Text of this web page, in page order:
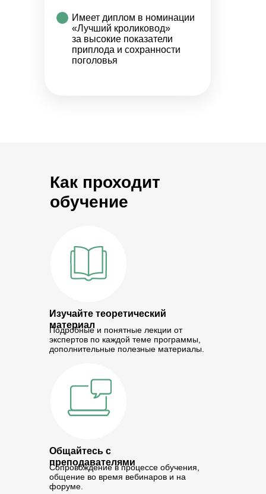
Имеет диплом в номинации
«Лучший кроликовод»
за высокие показатели
приплода и сохранности
поголовья
Как проходит
обучение
Изучайте теоретический
материал
Подробные и понятные лекции от
экспертов по каждой теме программы,
дополнительные полезные материалы.
Общайтесь с
преподавателями
Сопровождение в процессе обучения,
общение во время вебинаров и на
форуме.